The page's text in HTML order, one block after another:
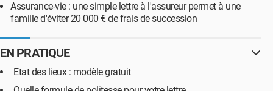
Assurance-vie : une simple lettre à l'assureur permet à une
famille d'éviter 20 000 € de frais de succession
EN PRATIQUE
Etat des lieux : modèle gratuit